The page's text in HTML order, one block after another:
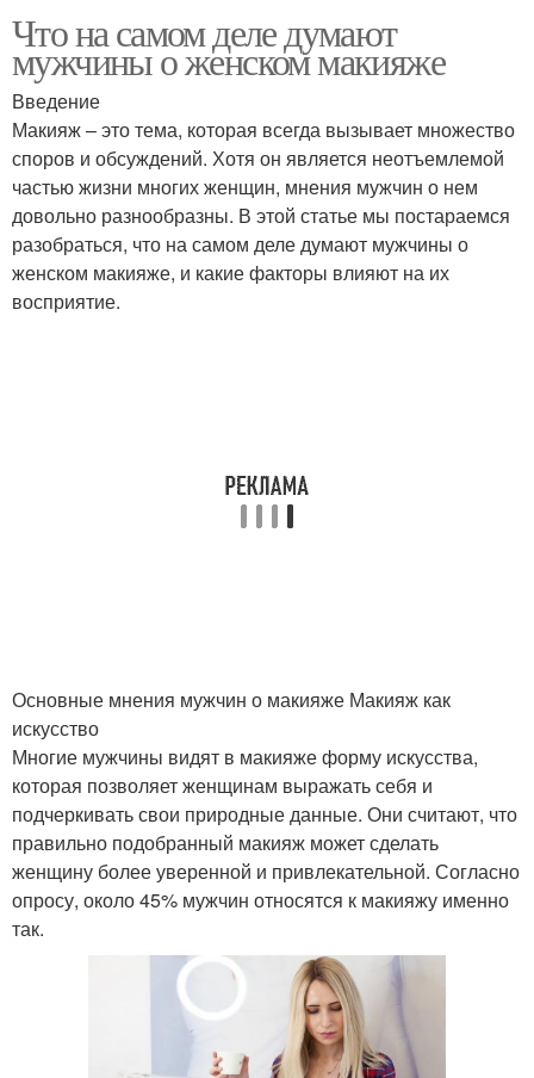
Мудрые советы Советы для жизни
Жизненные советы
Советы от мудрой
женщины
Мудрые женщины
Что на самом деле думают
мужчины о женском макияже
Введение
Макияж – это тема, которая всегда вызывает множество
споров и обсуждений. Хотя он является неотъемлемой
частью жизни многих женщин, мнения мужчин о нем
довольно разнообразны. В этой статье мы постараемся
разобраться, что на самом деле думают мужчины о
женском макияже, и какие факторы влияют на их
восприятие.
Основные мнения мужчин о макияже Макияж как
искусство
Многие мужчины видят в макияже форму искусства,
которая позволяет женщинам выражать себя и
подчеркивать свои природные данные. Они считают, что
правильно подобранный макияж может сделать
женщину более уверенной и привлекательной. Согласно
опросу, около 45% мужчин относятся к макияжу именно
так.